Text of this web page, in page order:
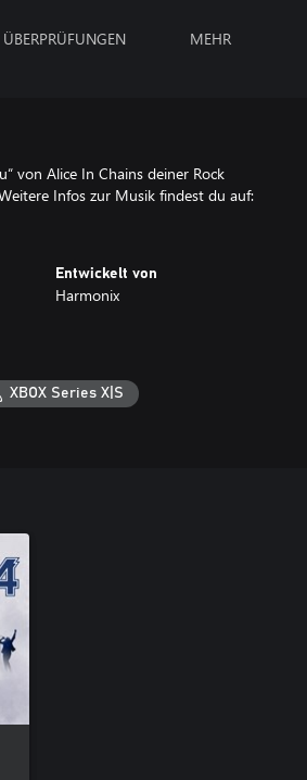
ÜBERPRÜFUNGEN MEHR
von Alice In Chains deiner Rock
Infos zur Musik findest du auf:
Entwickelt von
Harmonix
XBOX Series X|S